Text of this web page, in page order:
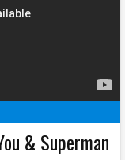
Superman Şarkı Sözleri
& Superman